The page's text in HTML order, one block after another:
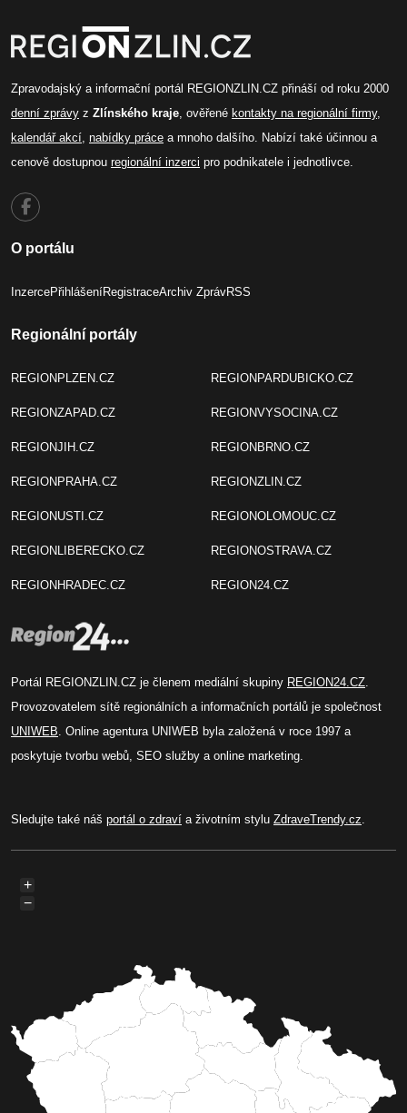
Zpravodajský a informační portál REGIONZLIN.CZ přináší od roku 2000
denní zprávy z Zlínského kraje, ověřené kontakty na regionální firmy,
kalendář akcí, nabídky práce a mnoho dalšího. Nabízí také účinnou a
cenově dostupnou regionální inzerci pro podnikatele i jednotlivce.
O portálu
InzercePřihlášeníRegistraceArchiv ZprávRSS
Regionální portály
REGIONPLZEN.CZ
REGIONZAPAD.CZ
REGIONJIH.CZ
REGIONPRAHA.CZ
REGIONUSTI.CZ
REGIONLIBERECKO.CZ
REGIONHRADEC.CZ
REGIONPARDUBICKO.CZ
REGIONVYSOCINA.CZ
REGIONBRNO.CZ
REGIONZLIN.CZ
REGIONOLOMOUC.CZ
REGIONOSTRAVA.CZ
REGION24.CZ
Portál REGIONZLIN.CZ je členem mediální skupiny REGION24.CZ.
Provozovatelem sítě regionálních a informačních portálů je společnost
UNIWEB. Online agentura UNIWEB byla založená v roce 1997 a
poskytuje tvorbu webů, SEO služby a online marketing.
Sledujte také náš portál o zdraví a životním stylu ZdraveTrendy.cz.
+
−